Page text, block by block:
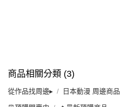
商品相關分類 (3)
從作品找周邊▸ 日本動漫 周邊商品